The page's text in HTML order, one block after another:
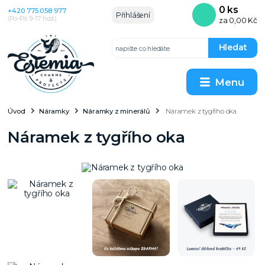
Menu
Přihlášení
Hledat
+420 775 058 977
(Po–Pá 9–17 hod.)
0 ks
za 0,00 Kč
Úvod Náramky Náramky z minerálů Náramek z tygřího oka
Náramek z tygřího oka